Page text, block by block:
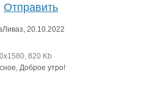
Отправить
20.10.2022
820 Kb